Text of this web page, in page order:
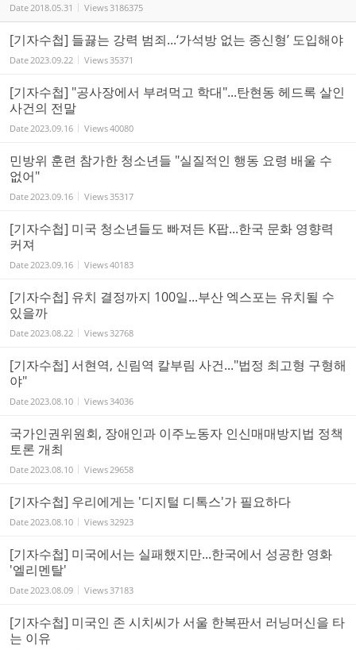
Date 2018.05.31 Views 3186375
[기자수첩] 들끓는 강력 범죄...‘가석방 없는 종신형’ 도입해야
Date 2023.09.22 Views 35371
[기자수첩] "공사장에서 부려먹고 학대"...탄현동 헤드록 살인
사건의 전말
Date 2023.09.16 Views40080
민방위 훈련 참가한 청소년들 "실질적인 행동 요령 배울 수
없어"
Date 2023.09.16 Views 35317
[기자수첩] 미국 청소년들도 빠져든 K팝...한국 문화 영향력
커져
Date 2023.09.16 Views40183
[기자수첩] 유치 결정까지 100일...부산 엑스포는 유치될 수
있을까
Date 2023.08.22 Views 32768
[기자수첩] 서현역, 신림역 칼부림 사건..."법정 최고형 구형해
야"
Date 2023.08.10 Views 34036
국가인권위원회, 장애인과 이주노동자 인신매매방지법 정책
토론 개최
Date 2023.08.10 Views 29658
[기자수첩] 우리에게는 '디지털 디톡스'가 필요하다
Date 2023.08.10 Views 32923
[기자수첩] 미국에서는 실패했지만...한국에서 성공한 영화
'엘리멘탈'
Date 2023.08.09 Views 37183
[기자수첩] 미국인 존 시치씨가 서울 한복판서 러닝머신을 타
는 이유